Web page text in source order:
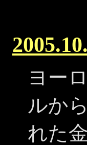
ヨー
ルか
れた